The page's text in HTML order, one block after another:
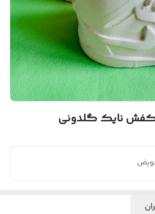
نایک گلدونی